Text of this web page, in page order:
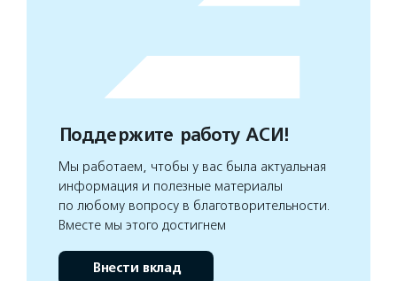
Поддержите работу АСИ!
Мы работаем, чтобы у вас была актуальная
информация и полезные материалы
по любому вопросу в благотворительности.
Вместе мы этого достигнем
Внести вклад